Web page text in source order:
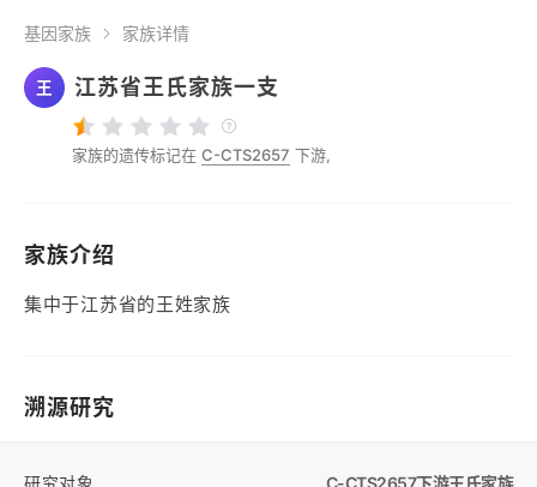
基因家族 家族详情
王 江苏省王氏家族一支
家族的遗传标记在 C-CTS2657 下游,
家族介绍
集中于江苏省的王姓家族
溯源研究
研究对象 C-CTS2657下游王氏家族